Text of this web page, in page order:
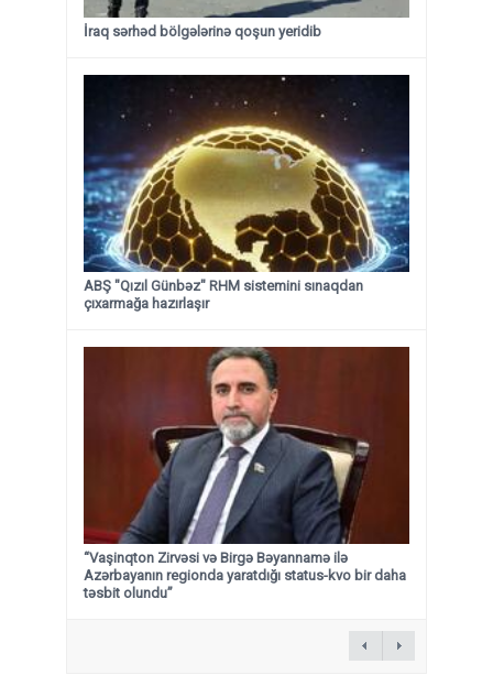
İraq sərhəd bölgələrinə qoşun yeridib
ABŞ "Qızıl Günbəz" RHM sistemini sınaqdan
çıxarmağa hazırlaşır
“Vaşinqton Zirvəsi və Birgə Bəyannamə ilə
Azərbayanın regionda yaratdığı status-kvo bir daha
təsbit olundu”